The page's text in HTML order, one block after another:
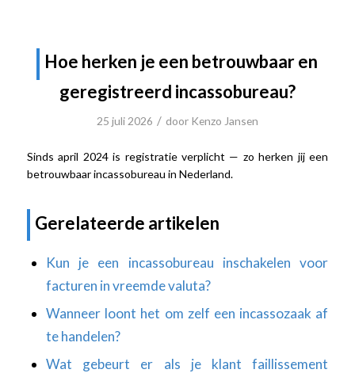
Hoe herken je een betrouwbaar en
geregistreerd incassobureau?
25 juli 2026 / door Kenzo Jansen
Sinds april 2024 is registratie verplicht — zo herken jij een
betrouwbaar incassobureau in Nederland.
Gerelateerde artikelen
Kun je een incassobureau inschakelen voor
facturen in vreemde valuta?
Wanneer loont het om zelf een incassozaak af
te handelen?
Wat gebeurt er als je klant faillissement